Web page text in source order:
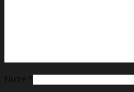
Nume *